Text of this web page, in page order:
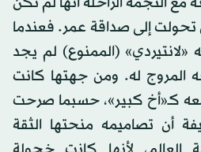
تحولت إلى صداقة عمر. فعندما
(الممنوع) لم يجد
المروج له. ومن جهتها كانت
كـ«أخ كبير»، حسبما صرحت
أن تصاميمه منحتها الثقة